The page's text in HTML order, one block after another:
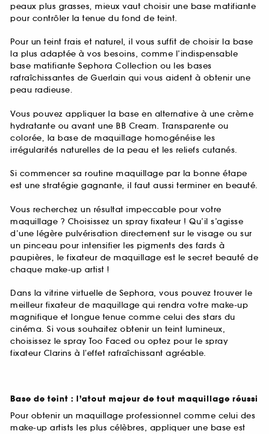
peaux plus grasses, mieux vaut choisir une base matifiante
pour contrôler la tenue du fond de teint.
Pour un teint frais et naturel, il vous suffit de choisir la base
la plus adaptée à vos besoins, comme l’indispensable
base matifiante Sephora Collection ou les bases
rafraîchissantes de Guerlain qui vous aident à obtenir une
peau radieuse.
Vous pouvez appliquer la base en alternative à une crème
hydratante ou avant une BB Cream. Transparente ou
colorée, la base de maquillage homogénéise les
irrégularités naturelles de la peau et les reliefs cutanés.
Si commencer sa routine maquillage par la bonne étape
est une stratégie gagnante, il faut aussi terminer en beauté.
Vous recherchez un résultat impeccable pour votre
maquillage ? Choisissez un spray fixateur ! Qu’il s’agisse
d’une légère pulvérisation directement sur le visage ou sur
un pinceau pour intensifier les pigments des fards à
paupières, le fixateur de maquillage est le secret beauté de
chaque make-up artist !
Dans la vitrine virtuelle de Sephora, vous pouvez trouver le
meilleur fixateur de maquillage qui rendra votre make-up
magnifique et longue tenue comme celui des stars du
cinéma. Si vous souhaitez obtenir un teint lumineux,
choisissez le spray Too Faced ou optez pour le spray
fixateur Clarins à l’effet rafraîchissant agréable.
Base de teint : l’atout majeur de tout maquillage réussi
Pour obtenir un maquillage professionnel comme celui des
make-up artists les plus célèbres, appliquer une base est